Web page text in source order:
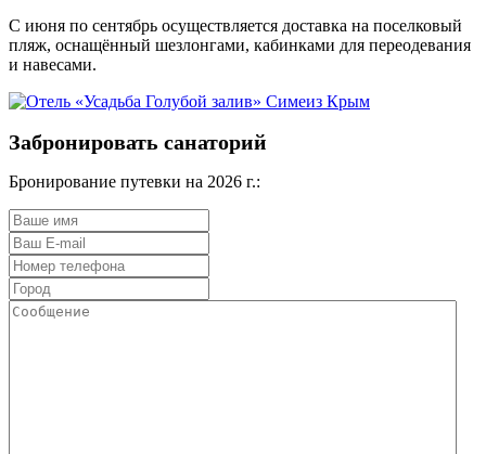
С июня по сентябрь осуществляется доставка на поселковый
пляж, оснащённый шезлонгами, кабинками для переодевания
и навесами.
Забронировать санаторий
Бронирование путевки на 2026 г.: